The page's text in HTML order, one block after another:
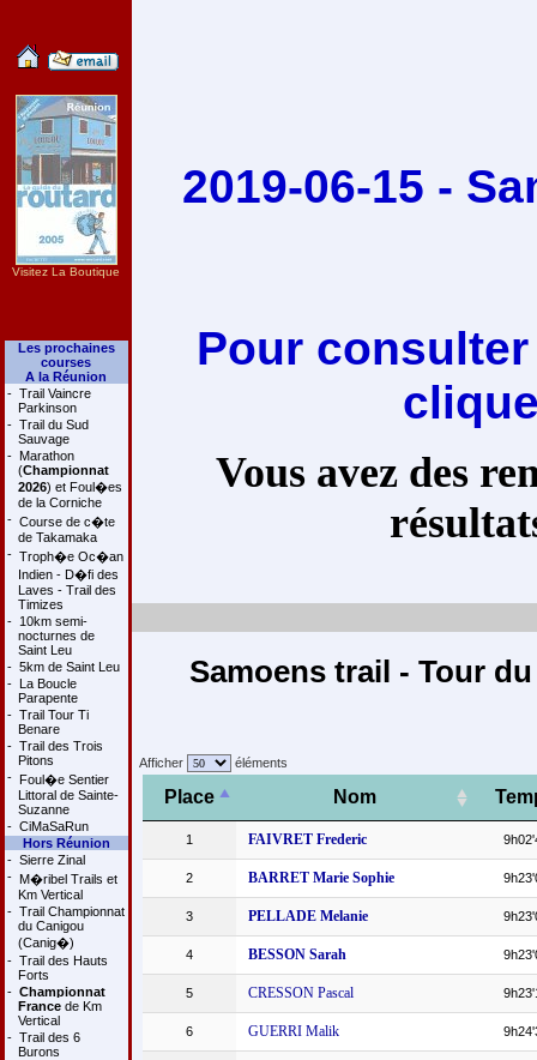
Visitez La Boutique
Les prochaines
courses
A la Réunion
- Trail Vaincre
Parkinson
- Trail du Sud
Sauvage
- Marathon
(Championnat
2026) et Foul�es
de la Corniche
- Course de c�te
de Takamaka
- Troph�e Oc�an
Indien - D�fi des
Laves - Trail des
Timizes
- 10km semi-
nocturnes de
Saint Leu
- 5km de Saint Leu
- La Boucle
Parapente
- Trail Tour Ti
Benare
- Trail des Trois
Pitons
- Foul�e Sentier
Littoral de Sainte-
Suzanne
- CiMaSaRun
Hors Réunion
- Sierre Zinal
- M�ribel Trails et
Km Vertical
- Trail Championnat
du Canigou
(Canig�)
- Trail des Hauts
Forts
- Championnat
Francede Km
Vertical
- Trail des 6
Burons
2019-06-15 -
Pour
Vous avez des
Samoens trail - Tour
Afficher éléments
Place Nom
1 FAIVRET Frederic
2 BARRET Marie Sophie
3 PELLADE Melanie
4 BESSON Sarah
5 CRESSON Pascal
6 GUERRI Malik